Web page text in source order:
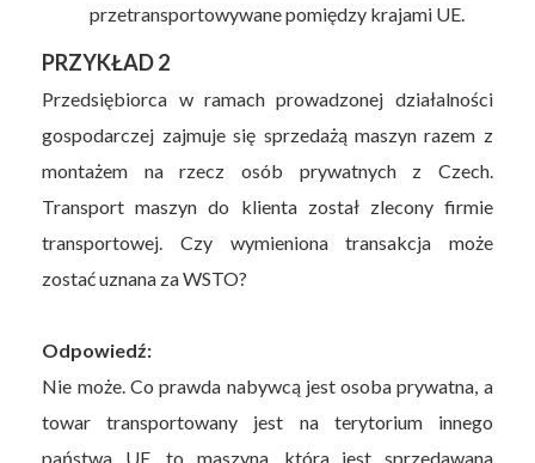
przetransportowywane pomiędzy krajami UE.
PRZYKŁAD 2
Przedsiębiorca w ramach prowadzonej działalności
gospodarczej zajmuje się sprzedażą maszyn razem z
montażem na rzecz osób prywatnych z Czech.
Transport maszyn do klienta został zlecony firmie
transportowej. Czy wymieniona transakcja może
zostać uznana za WSTO?
Odpowiedź:
Nie może. Co prawda nabywcą jest osoba prywatna, a
towar transportowany jest na terytorium innego
państwa UE, to maszyna, która jest sprzedawana